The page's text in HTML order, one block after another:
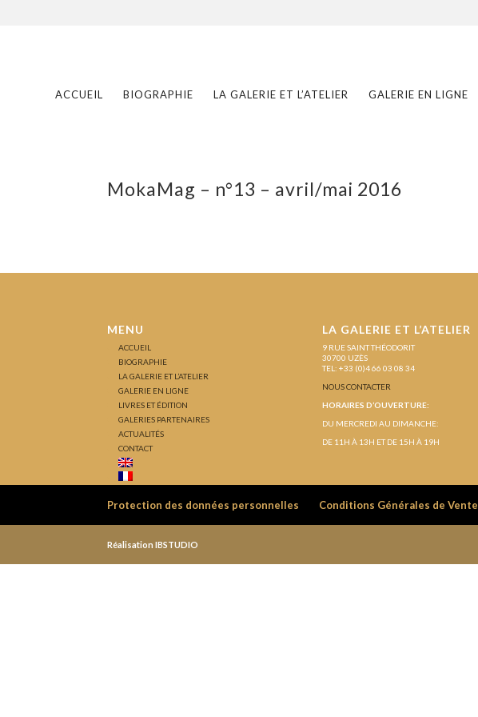
ACCUEIL BIOGRAPHIE LA GALERIE ET L’ATELIER GALERIE EN LIGNE
MokaMag – n°13 – avril/mai 2016
MENU
ACCUEIL
BIOGRAPHIE
LA GALERIE ET L’ATELIER
GALERIE EN LIGNE
LIVRES ET ÉDITION
GALERIES PARTENAIRES
ACTUALITÉS
CONTACT
LA GALERIE ET L’ATELIER
9 RUE SAINT THÉODORIT
30700 UZÈS
TEL: +33 (0)4 66 03 08 34
NOUS CONTACTER
HORAIRES D’OUVERTURE:
DU MERCREDI AU DIMANCHE:
DE 11H À 13H ET DE 15H À 19H
Protection des données personnelles Conditions Générales de Vente
Réalisation IBSTUDIO